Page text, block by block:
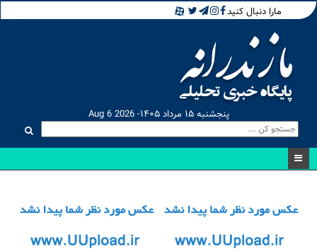
مارا دنبال کنید
پنجشنبه ۱۵ مرداد ۱۴۰۵- Aug 6 2026